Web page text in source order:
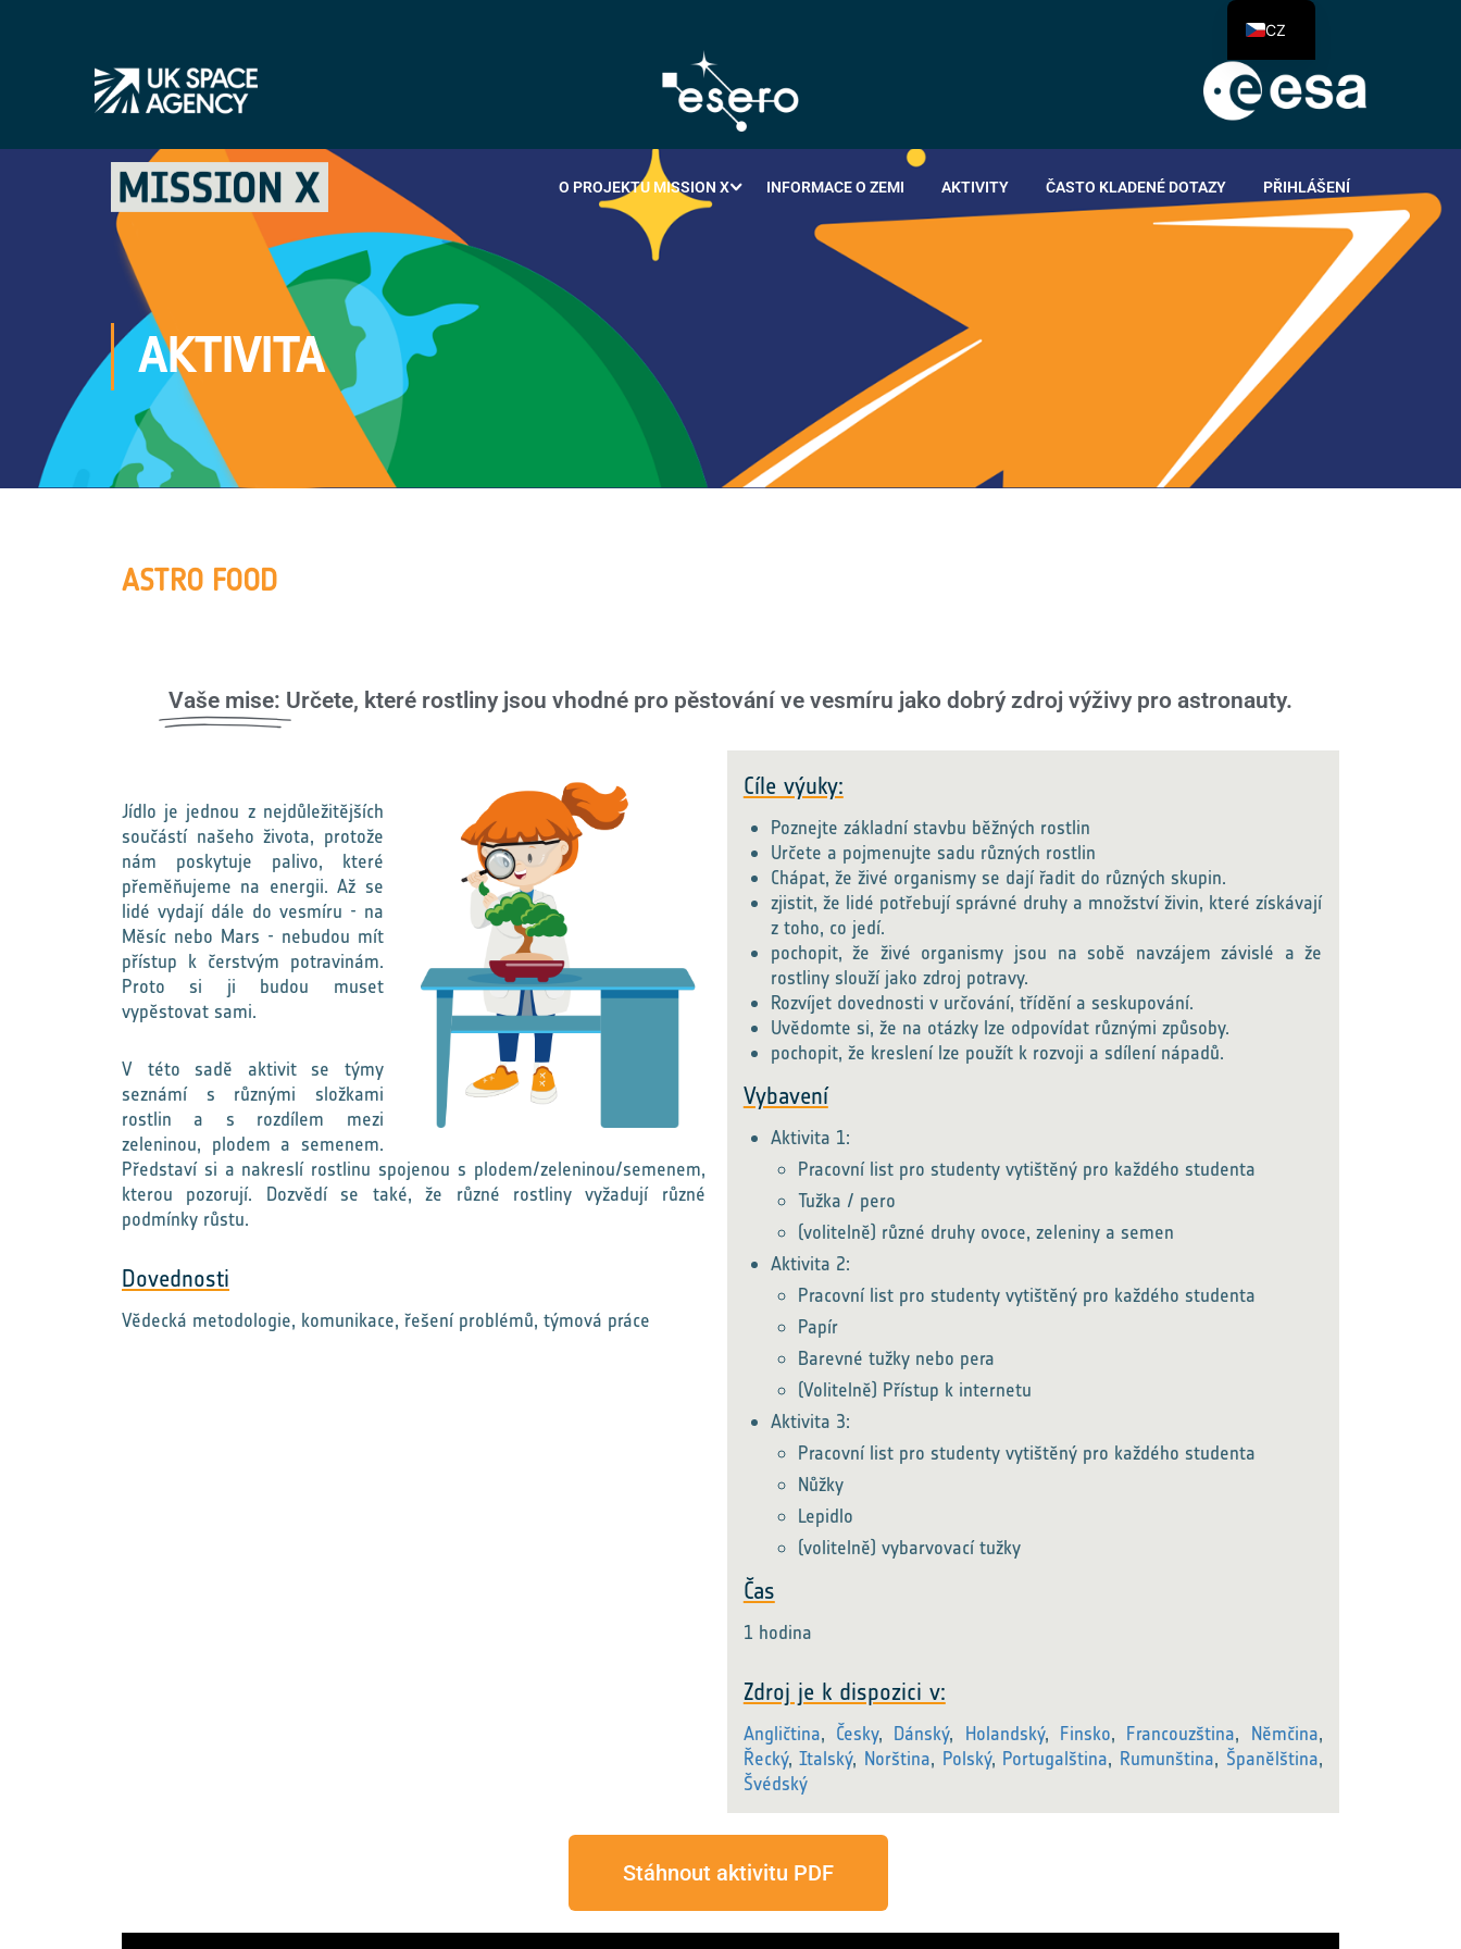
O PROJEKTU MISSION X INFORMACE O ZEMI AKTIVITY ČASTO KLADENÉ DOTAZY PŘIHLÁŠENÍ
AKTIVITA
ASTRO FOOD
Vaše mise: Určete, které rostliny jsou vhodné pro pěstování ve vesmíru jako dobrý zdroj výživy pro astronauty.
Jídlo je jednou z nejdůležitějších
součástí našeho života, protože
nám poskytuje palivo, které
přeměňujeme na energii. Až se
lidé vydají dále do vesmíru - na
Měsíc nebo Mars - nebudou mít
přístup k čerstvým potravinám.
Proto si ji budou muset
vypěstovat sami.
V této sadě aktivit se týmy
seznámí s různými složkami
rostlin a s rozdílem mezi
zeleninou, plodem a semenem.
Představí si a nakreslí rostlinu spojenou s plodem/zeleninou/semenem,
kterou pozorují. Dozvědí se také, že různé rostliny vyžadují různé
podmínky růstu.
Dovednosti
Vědecká metodologie, komunikace, řešení problémů, týmová práce
Cíle výuky:
Poznejte základní stavbu běžných rostlin
Určete a pojmenujte sadu různých rostlin
Chápat, že živé organismy se dají řadit do různých skupin.
zjistit, že lidé potřebují správné druhy a množství živin, které získávají
z toho, co jedí.
pochopit, že živé organismy jsou na sobě navzájem závislé a že
rostliny slouží jako zdroj potravy.
Rozvíjet dovednosti v určování, třídění a seskupování.
Uvědomte si, že na otázky lze odpovídat různými způsoby.
pochopit, že kreslení lze použít k rozvoji a sdílení nápadů.
Vybavení
Aktivita 1:
Pracovní list pro studenty vytištěný pro každého studenta
Tužka / pero
(volitelně) různé druhy ovoce, zeleniny a semen
Aktivita 2:
Pracovní list pro studenty vytištěný pro každého studenta
Papír
Barevné tužky nebo pera
(Volitelně) Přístup k internetu
Aktivita 3:
Pracovní list pro studenty vytištěný pro každého studenta
Nůžky
Lepidlo
(volitelně) vybarvovací tužky
Čas
1 hodina
Zdroj je k dispozici v:
Angličtina, Česky, Dánský, Holandský, Finsko, Francouzština, Němčina,
Řecký,Italský, Norština, Polský, Portugalština, Rumunština, Španělština,
Švédský
Stáhnout aktivitu PDF
CZ